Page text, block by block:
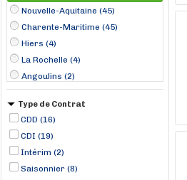
Nouvelle-Aquitaine (45)
Charente-Maritime (45)
Hiers (4)
La Rochelle (4)
Angoulins (2)
Châtelaillon-Plage (2)
La Tremblade (2)
Les Mathes (2)
Pons (2)
Saint-Georges-d'Oléron (2)
Saint-Palais-sur-Mer (2)
Type de Contrat
CDD (16)
CDI (19)
Intérim (2)
Saisonnier (8)